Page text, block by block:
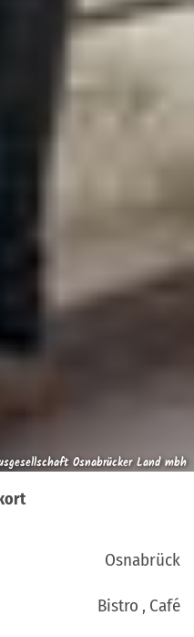
Osnabrücker Land mbh
Osnabrück
Bistro , Café